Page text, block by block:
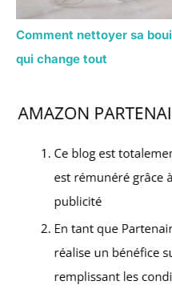
Comment nettoyer sa
qui change tout